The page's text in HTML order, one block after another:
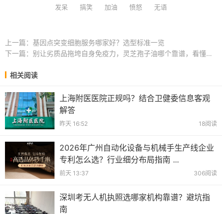
发呆 搞笑 加油 愤怒 无语
上一篇： 基因点突变细胞服务哪家好？选型标准一览
下一篇： 别让劣质品拖垮自身免疫力，灵芝孢子油哪个靠谱，看懂原料再下手选购 ...
相关阅读
上海附医医院正规吗？结合卫健委信息客观
解答
昨天 16:52 18阅读
2026年广州自动化设备与机械手生产线企业
专利怎么选？行业细分布局指南 ...
前天 13:37 306阅读
深圳考无人机执照选哪家机构靠谱？避坑指
南